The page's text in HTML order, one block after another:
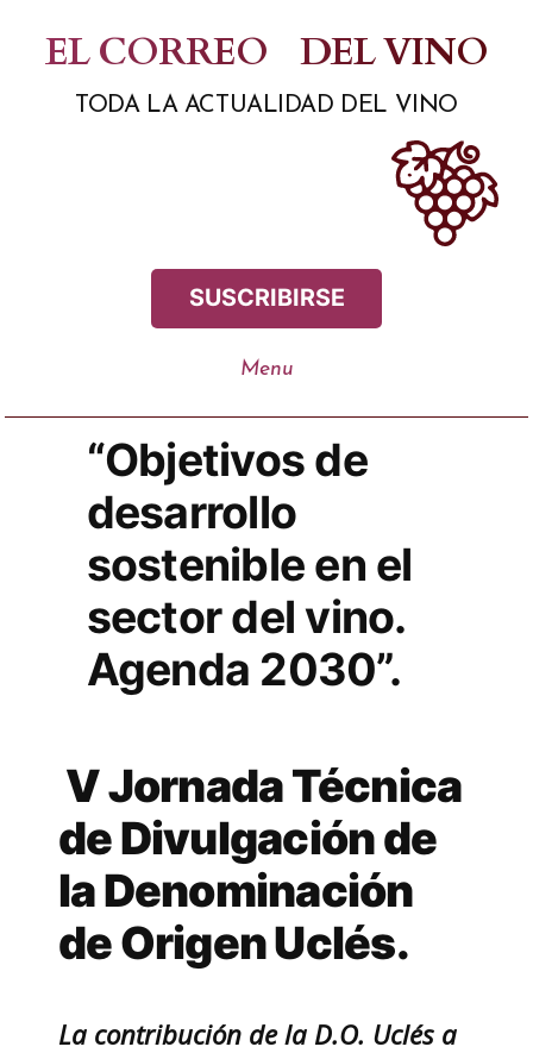
contenido
EL CORREO DEL VINO
TODA LA ACTUALIDAD DEL VINO
SUSCRIBIRSE
“Objetivos de
desarrollo
sostenible en el
sector del vino.
Agenda 2030”.
V Jornada Técnica
de Divulgación de
la Denominación
de Origen Uclés.
La contribución de la D.O. Uclés a